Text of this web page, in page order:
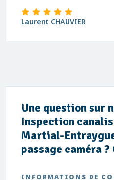
Laurent CHAUVIER
Une question sur
Inspection
Martial-
passage caméra
INFORMATIONS DE